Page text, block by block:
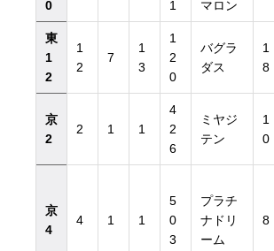
0
1
マロン
東
1
2
1
2
7
1
3
1
2
0
バグラ
ダス
1
8
京
2
2 1 1
4
2
6
ミヤジ
テン
1
0
京
4
4 1 1
5
0
3
プラチ
ナドリ
ーム
8